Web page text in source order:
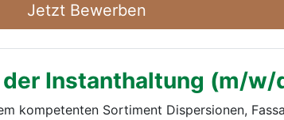
Jetzt Bewerben
Instanthaltung (m/w/
kompetenten Sortiment Dispersionen,